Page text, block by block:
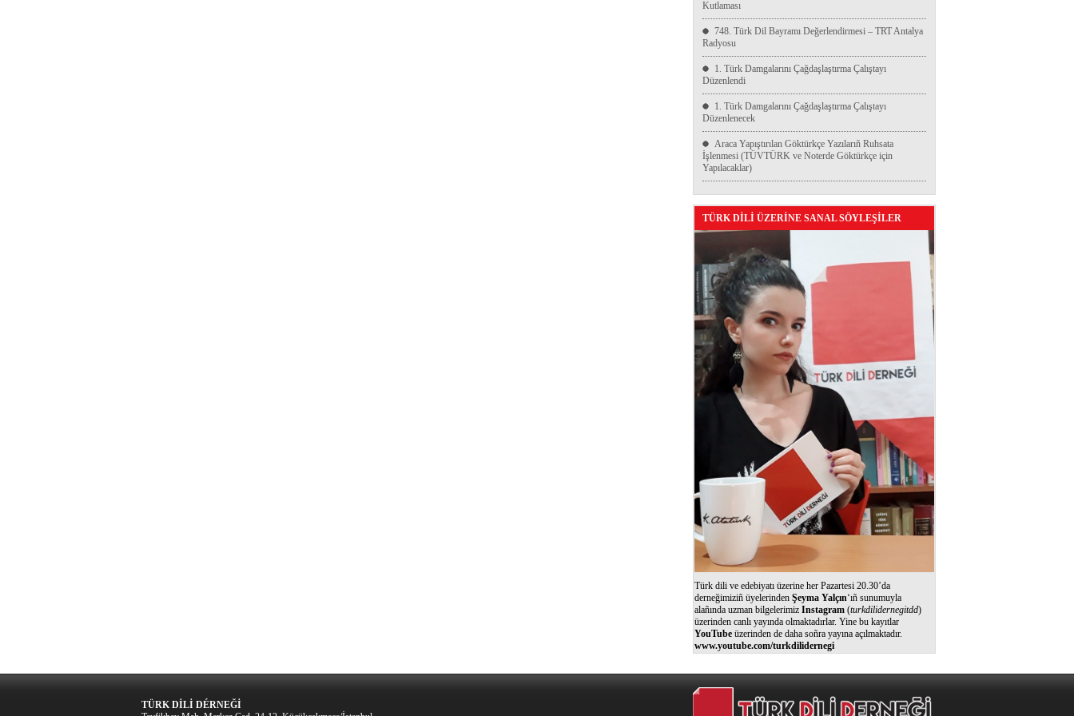
Kutlaması
748. Türk Dil Bayramı Değerlendirmesi – TRT Antalya
Radyosu
1. Türk Damgalarını Çağdaşlaştırma Çalıştayı
Düzenlendi
1. Türk Damgalarını Çağdaşlaştırma Çalıştayı
Düzenlenecek
Araca Yapıştırılan Göktürkçe Yazılarıñ Ruhsata
İşlenmesi (TÜVTÜRK ve Noterde Göktürkçe için
Yapılacaklar)
TÜRK DİLİ ÜZERİNE SANAL SÖYLEŞİLER
Türk dili ve edebiyatı üzerine her Pazartesi 20.30’da
derneğimiziñ üyelerinden Şeyma Yalçın‘ıñ sunumuyla
alañında uzman bilgelerimiz Instagram (turkdilidernegitdd)
üzerinden canlı yayında olmaktadırlar. Yine bu kayıtlar
YouTube üzerinden de daha soñra yayına açılmaktadır.
www.youtube.com/turkdilidernegi
TÜRK DİLİ DÉRNEĞİ